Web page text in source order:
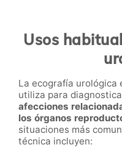
Usos
La ecografía urológica
utiliza para
afecciones
los órganos
situaciones más
técnica incluyen: